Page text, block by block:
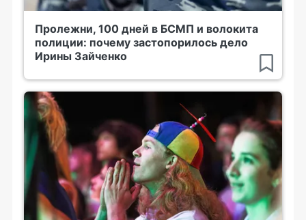
Пролежни, 100 дней в БСМП и волокита
полиции: почему застопорилось дело
Ирины Зайченко